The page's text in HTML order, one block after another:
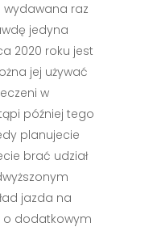
wydawana raz
jedyna
2020 roku jest
jej używać
w
później tego
planujecie
brać udział
jazda na
o dodatkowym